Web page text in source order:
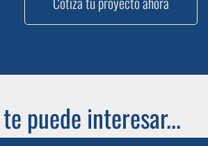
puede interesar...